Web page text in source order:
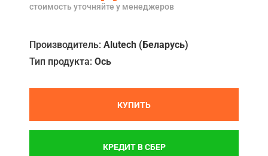
Сервис
О компании
Контакты
стоимость уточняйте у менеджеров
Производитель: Alutech (Беларусь)
Тип продукта: Ось
КУПИТЬ
КРЕДИТ В СБЕР